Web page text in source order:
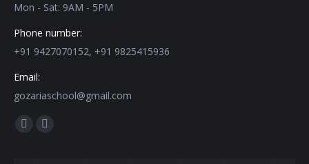
Mon - Sat: 9AM - 5PM
Phone number:
+91 9427070152, +91 9825415936
Email:
gozariaschool@gmail.com
Find us on:
Facebook
Mail